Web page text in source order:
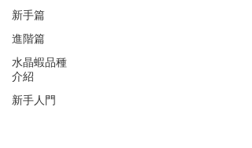
新手篇
進階篇
水晶蝦品種
介紹
新手人門